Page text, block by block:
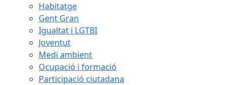
Habitatge
Gent Gran
Igualtat i LGTBI
Joventut
Medi ambient
Ocupació i formació
Participació ciutadana